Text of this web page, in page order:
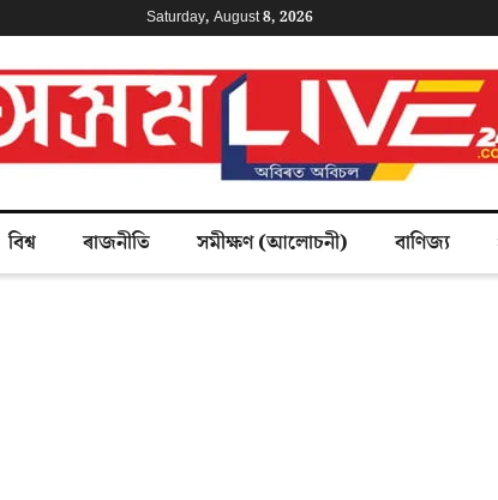
Saturday, August 8, 2026
বিশ্ব ৰাজনীতি সমীক্ষণ (আলোচনী) বাণিজ্য